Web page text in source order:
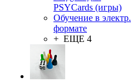
PSYCards (игры)
Обучение в электр.
формате
+ ЕЩЕ 4